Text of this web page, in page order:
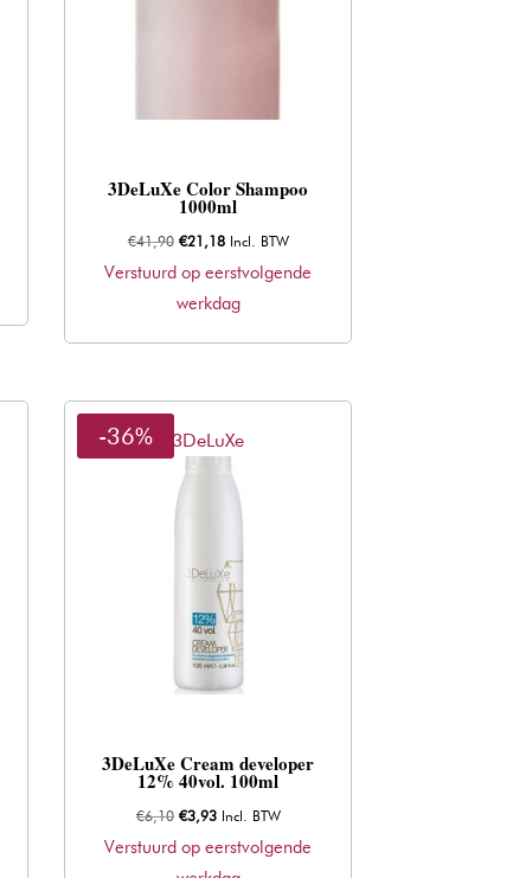
3DeLuXe Color Shampoo
1000ml
€41,90 Oorspronkelijke
prijs
was:
€21,18Huidige
prijs
is:
Incl. BTW
Verstuurd op eerstvolgende
werkdag
3DeLuXe
-36%
3DeLuXe Cream developer
12% 40vol. 100ml
€6,10 Oorspronkelijke
prijs
€3,93Huidige
prijs
Incl. BTW
Verstuurd op eerstvolgende